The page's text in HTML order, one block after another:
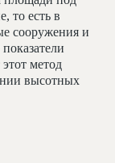
то есть в
сооружения и
метод
высотных